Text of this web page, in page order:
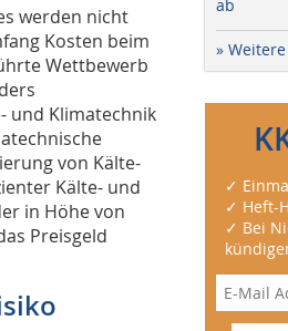
werden nicht
Kosten beim
Wettbewerb
und Klimatechnik
von Kälte-
Kälte- und
in Höhe von
Preisgeld
ab
»
✓
✓ Heft-
✓ Bei